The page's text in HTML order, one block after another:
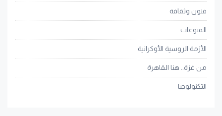
فنون وثقافة
المنوعات
الأزمة الروسية الأوكرانية
من غزة.. هنا القاهرة
التكنولوجيا